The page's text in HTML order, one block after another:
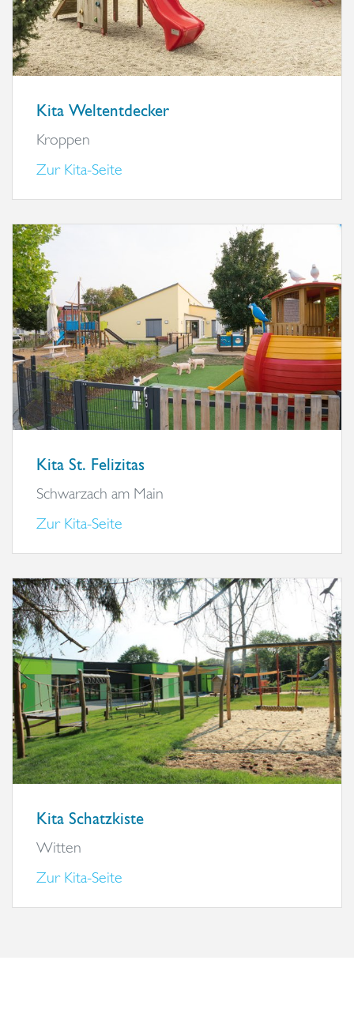
Kita Weltentdecker
Kroppen
Zur Kita-Seite
Kita St. Felizitas
Schwarzach am Main
Zur Kita-Seite
Kita Schatzkiste
Witten
Zur Kita-Seite